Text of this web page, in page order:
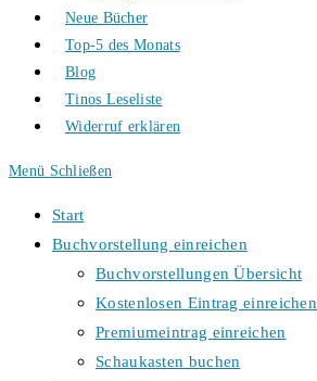
Neue Bücher
Top-5 des Monats
Blog
Tinos Leseliste
Widerruf erklären
Menü Schließen
Start
Buchvorstellung einreichen
Buchvorstellungen Übersicht
Kostenlosen Eintrag einreichen
Premiumeintrag einreichen
Schaukasten buchen